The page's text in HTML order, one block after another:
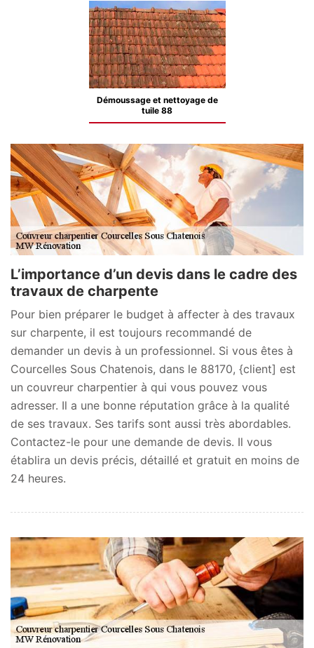
Démoussage et nettoyage de
tuile 88
L’importance d’un devis dans le cadre des
travaux de charpente
Pour bien préparer le budget à affecter à des travaux
sur charpente, il est toujours recommandé de
demander un devis à un professionnel. Si vous êtes à
Courcelles Sous Chatenois, dans le 88170, {client] est
un couvreur charpentier à qui vous pouvez vous
adresser. Il a une bonne réputation grâce à la qualité
de ses travaux. Ses tarifs sont aussi très abordables.
Contactez-le pour une demande de devis. Il vous
établira un devis précis, détaillé et gratuit en moins de
24 heures.